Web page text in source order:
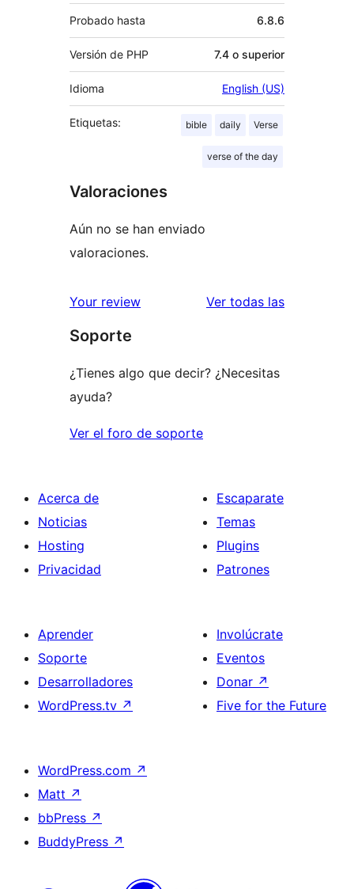
Probado hasta 6.8.6
Versión de PHP 7.4 o superior
Idioma English (US)
Etiquetas: bible daily Verse
verse of the day
Valoraciones
Aún no se han enviado
valoraciones.
Your review Ver todas las
Soporte
¿Tienes algo que decir? ¿Necesitas
ayuda?
Ver el foro de soporte
Acerca de
Noticias
Hosting
Privacidad
Escaparate
Temas
Plugins
Patrones
Aprender
Soporte
Desarrolladores
WordPress.tv ↗
Involúcrate
Eventos
Donar ↗
Five for the Future
WordPress.com ↗
Matt ↗
bbPress ↗
BuddyPress ↗